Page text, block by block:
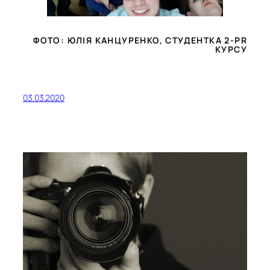
ФОТО: ЮЛІЯ КАНЦУРЕНКО, СТУДЕНТКА 2-PR
КУРСУ
03.03.2020